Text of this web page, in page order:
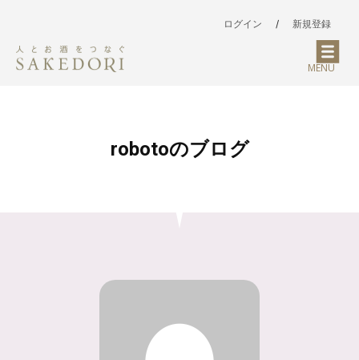
ログイン / 新規登録
MENU
robotoのブログ